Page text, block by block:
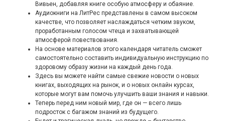
Вивьен, добавляя книге особую атмосферу и обаяние.
Аудиокниги на ЛитРес представлены в самом высоком
качестве, что позволяет наслаждаться четким звуком,
проработанным голосом чтеца и захватывающей
атмосферой повествования.
На основе материалов этого календаря читатель сможет
самостоятельно составить индивидуальную инструкцию по
здоровому образу жизни на каждый день года.
Здесь вы можете найти самые свежие новости о новых
книгах, выходящих на рынок, и о новых онлайн курсах,
которые могут вам помочь улучшить ваши знания и навыки.
Теперь перед ним новый мир, где он — всего лишь
подросток с багажом знаний из будущего.